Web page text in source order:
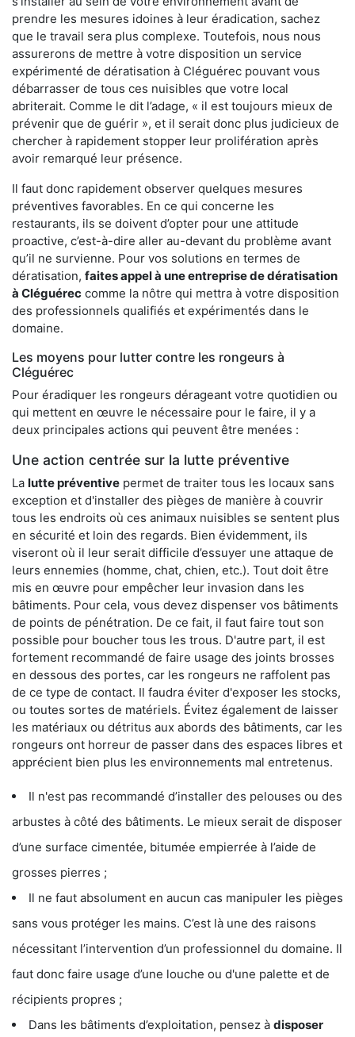
prendre les mesures idoines à leur éradication, sachez
que le travail sera plus complexe. Toutefois, nous nous
assurerons de mettre à votre disposition un service
expérimenté de dératisation à Cléguérec pouvant vous
débarrasser de tous ces nuisibles que votre local
abriterait. Comme le dit l’adage, « il est toujours mieux de
prévenir que de guérir », et il serait donc plus judicieux de
chercher à rapidement stopper leur prolifération après
avoir remarqué leur présence.
Il faut donc rapidement observer quelques mesures
préventives favorables. En ce qui concerne les
restaurants, ils se doivent d’opter pour une attitude
proactive, c’est-à-dire aller au-devant du problème avant
qu’il ne survienne. Pour vos solutions en termes de
dératisation, faites appel à une entreprise de dératisation
à Cléguérec comme la nôtre qui mettra à votre disposition
des professionnels qualifiés et expérimentés dans le
domaine.
Les moyens pour lutter contre les rongeurs à
Cléguérec
Pour éradiquer les rongeurs dérageant votre quotidien ou
qui mettent en œuvre le nécessaire pour le faire, il y a
deux principales actions qui peuvent être menées :
Une action centrée sur la lutte préventive
La lutte préventive permet de traiter tous les locaux sans
exception et d'installer des pièges de manière à couvrir
tous les endroits où ces animaux nuisibles se sentent plus
en sécurité et loin des regards. Bien évidemment, ils
viseront où il leur serait difficile d’essuyer une attaque de
leurs ennemies (homme, chat, chien, etc.). Tout doit être
mis en œuvre pour empêcher leur invasion dans les
bâtiments. Pour cela, vous devez dispenser vos bâtiments
de points de pénétration. De ce fait, il faut faire tout son
possible pour boucher tous les trous. D'autre part, il est
fortement recommandé de faire usage des joints brosses
en dessous des portes, car les rongeurs ne raffolent pas
de ce type de contact. Il faudra éviter d'exposer les stocks,
ou toutes sortes de matériels. Évitez également de laisser
les matériaux ou détritus aux abords des bâtiments, car les
rongeurs ont horreur de passer dans des espaces libres et
apprécient bien plus les environnements mal entretenus.
Il n'est pas recommandé d’installer des pelouses ou des
arbustes à côté des bâtiments. Le mieux serait de disposer
d’une surface cimentée, bitumée empierrée à l’aide de
grosses pierres ;
Il ne faut absolument en aucun cas manipuler les pièges
sans vous protéger les mains. C’est là une des raisons
nécessitant l’intervention d’un professionnel du domaine. Il
faut donc faire usage d’une louche ou d'une palette et de
récipients propres ;
Dans les bâtiments d’exploitation, pensez à disposer